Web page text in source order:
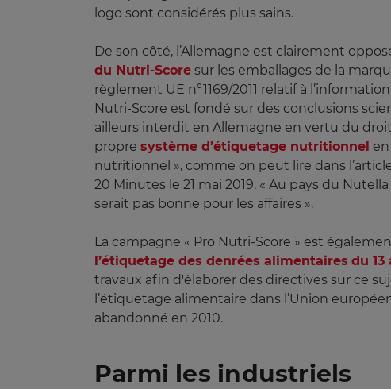
logo sont considérés plus sains.
De son côté, l’Allemagne est clairement
du Nutri-Score sur les emballages de la
règlement UE n°1169/2011 relatif à
Nutri-Score est fondé sur des conclusions
ailleurs interdit en Allemagne en vertu du
propre système d’étiquetage nutritionnel en
nutritionnel », comme on peut lire dans
20 Minutes le 21 mai 2019. « Au pays du
serait pas bonne pour les affaires ».
La campagne « Pro Nutri-Score » est
l’étiquetage des denrées alimentaires du 13
travaux afin d'élaborer des directives sur ce
l’étiquetage alimentaire dans l’Union
abandonné en 2010.
Parmi les industriels